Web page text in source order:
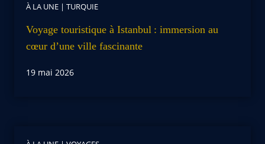
À LA UNE | TURQUIE
Voyage touristique à Istanbul : immersion au
cœur d’une ville fascinante
19 mai 2026